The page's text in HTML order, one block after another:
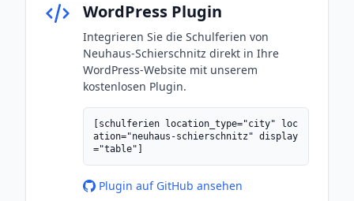
WordPress Plugin
Integrieren Sie die Schulferien von
Neuhaus-Schierschnitz direkt in Ihre
WordPress-Website mit unserem
kostenlosen Plugin.
[schulferien location_type="city" loc
ation="neuhaus-schierschnitz" display
="table"]
Plugin auf GitHub ansehen